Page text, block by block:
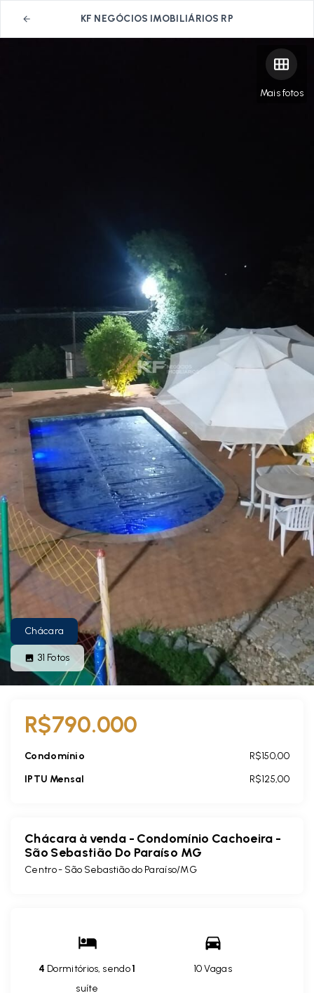
KF NEGÓCIOS IMOBILIÁRIOS RP
Mais fotos
Chácara
31 Fotos
R$790.000
Condomínio
R$150,00
IPTU Mensal
R$125,00
Chácara à venda - Condomínio Cachoeira -
São Sebastião Do Paraíso MG
Centro - São Sebastião do Paraíso/MG
4 Dormitórios, sendo1
suíte
10 Vagas